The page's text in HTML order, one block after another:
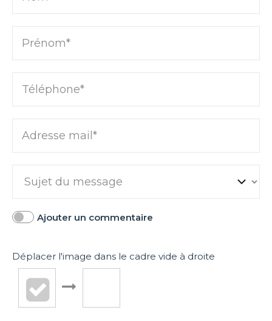
Prénom*
Téléphone*
Adresse mail*
Ajouter un commentaire
Déplacer l'image dans le cadre vide à droite